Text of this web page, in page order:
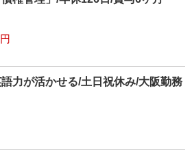
語力が活かせる/土日祝休み/大阪勤務